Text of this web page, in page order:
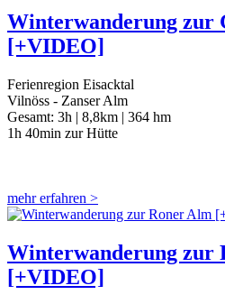
Winterwanderung zur
[+VIDEO]
Ferienregion Eisacktal
Vilnöss - Zanser Alm
Gesamt: 3h | 8,8km | 364 hm
1h 40min zur Hütte
mehr erfahren >
Winterwanderung zur
[+VIDEO]